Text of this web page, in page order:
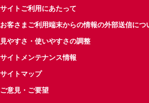
サイトご利用にあたって
お客さまご利用端末からの情報の外部送信につ
見やすさ・使いやすさの調整
サイトメンテナンス情報
サイトマップ
ご意見・ご要望